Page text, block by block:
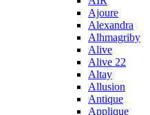
Ajoure
Alexandra
Alhmagriby
Alive
Alive 22
Altay
Allusion
Antique
Applique